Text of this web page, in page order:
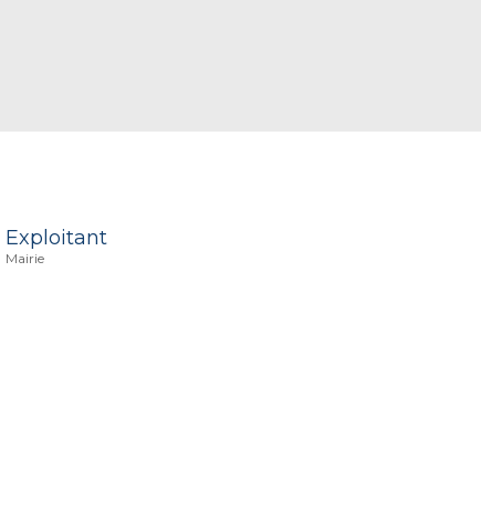
Exploitant
Mairie